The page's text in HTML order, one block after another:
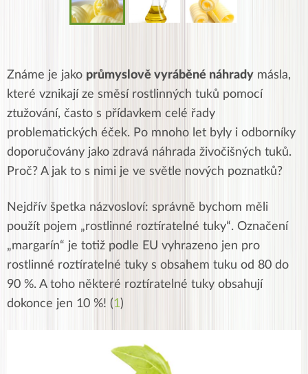
Známe je jako průmyslově vyráběné náhrady másla,
které vznikají ze směsí rostlinných tuků pomocí
ztužování, často s přídavkem celé řady
problematických éček. Po mnoho let byly i odborníky
doporučovány jako zdravá náhrada živočišných tuků.
Proč? A jak to s nimi je ve světle nových poznatků?
Nejdřív špetka názvosloví: správně bychom měli
použít pojem „rostlinné roztíratelné tuky“. Označení
„margarín“ je totiž podle EU vyhrazeno jen pro
rostlinné roztíratelné tuky s obsahem tuku od 80 do
90 %. A toho některé roztíratelné tuky obsahují
dokonce jen 10 %! (1)